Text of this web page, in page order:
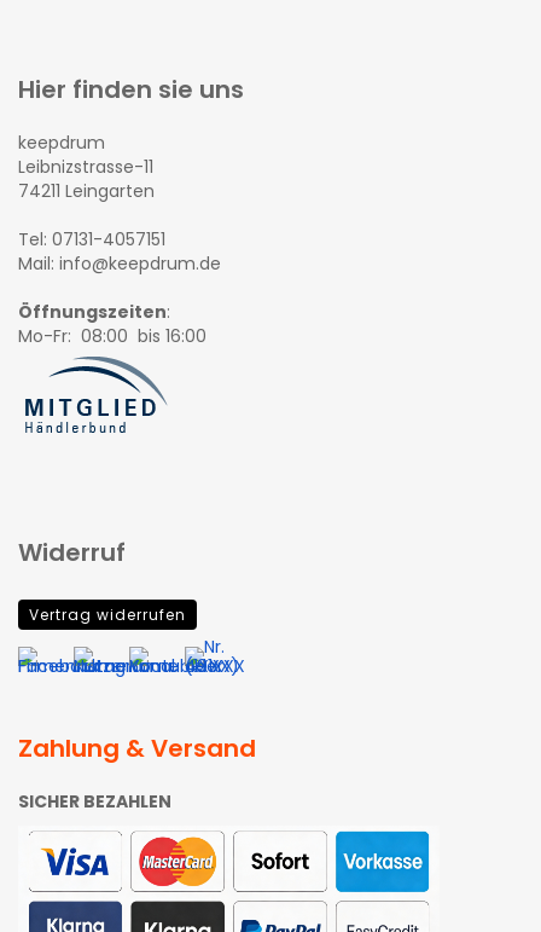
Hier finden sie uns
keepdrum
Leibnizstrasse-11
74211 Leingarten
Tel: 07131-4057151
Mail: info@keepdrum.de
Öffnungszeiten:
Mo-Fr: 08:00 bis 16:00
Widerruf
Vertrag widerrufen
Zahlung & Versand
SICHER BEZAHLEN